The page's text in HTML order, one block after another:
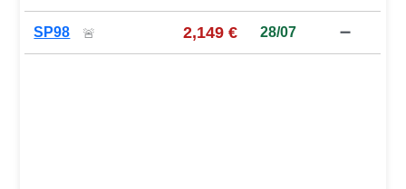
SP98 🚨 2,149 € 28/07 ➖